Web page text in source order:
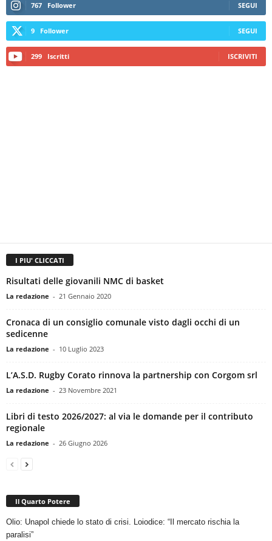
767 Follower SEGUI
9 Follower SEGUI
299 Iscritti ISCRIVITI
I PIU' CLICCATI
Risultati delle giovanili NMC di basket
La redazione - 21 Gennaio 2020
Cronaca di un consiglio comunale visto dagli occhi di un
sedicenne
La redazione - 10 Luglio 2023
L’A.S.D. Rugby Corato rinnova la partnership con Corgom srl
La redazione - 23 Novembre 2021
Libri di testo 2026/2027: al via le domande per il contributo
regionale
La redazione - 26 Giugno 2026
Il Quarto Potere
Olio: Unapol chiede lo stato di crisi. Loiodice: “Il mercato rischia la
paralisi”